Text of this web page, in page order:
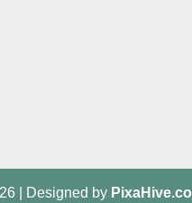
Designed by